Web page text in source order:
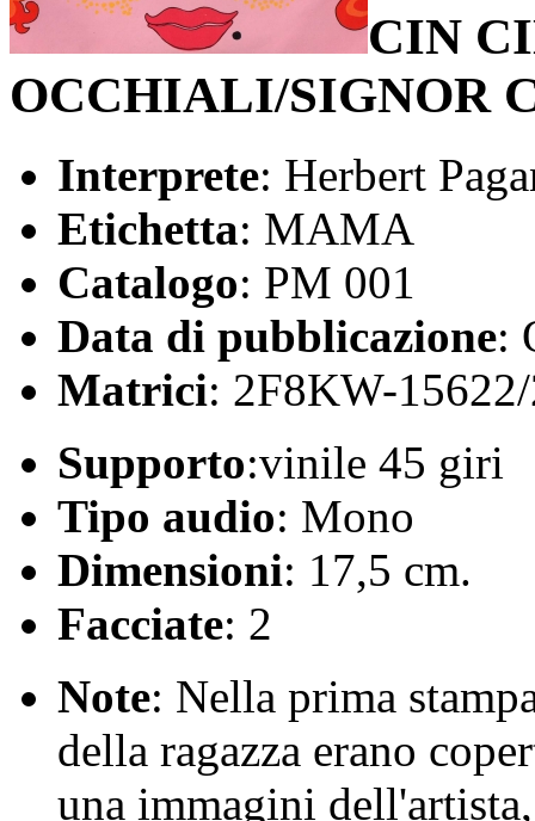
CIN
OCCHIALI/SIGNOR
Interprete: Herbert
Etichetta: MAMA
Catalogo: PM 001
Data di pubblicazione:
Matrici: 2F8KW-
Supporto:vinile 45 giri
Tipo audio: Mono
Dimensioni: 17,5 cm.
Facciate: 2
Note: Nella prima
della ragazza erano
una immagini